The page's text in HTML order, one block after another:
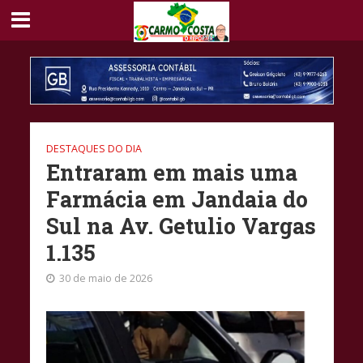
DESTAQUES DO DIA
Entraram em mais uma
Farmácia em Jandaia do
Sul na Av. Getulio Vargas
1.135
30 de maio de 2026